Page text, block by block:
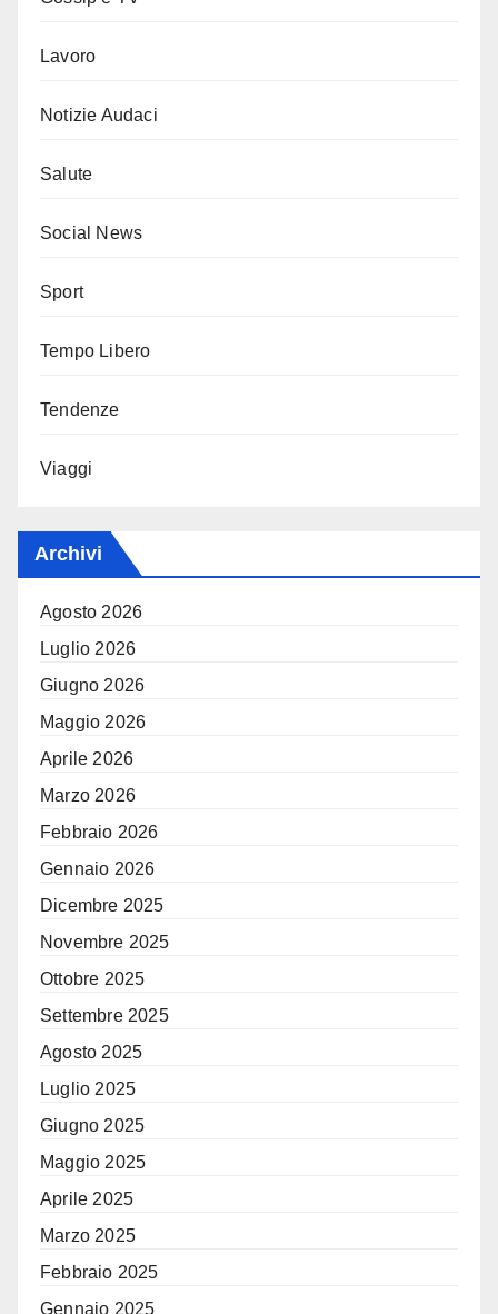
Lavoro
Notizie Audaci
Salute
Social News
Sport
Tempo Libero
Tendenze
Viaggi
Archivi
Agosto 2026
Luglio 2026
Giugno 2026
Maggio 2026
Aprile 2026
Marzo 2026
Febbraio 2026
Gennaio 2026
Dicembre 2025
Novembre 2025
Ottobre 2025
Settembre 2025
Agosto 2025
Luglio 2025
Giugno 2025
Maggio 2025
Aprile 2025
Marzo 2025
Febbraio 2025
Gennaio 2025